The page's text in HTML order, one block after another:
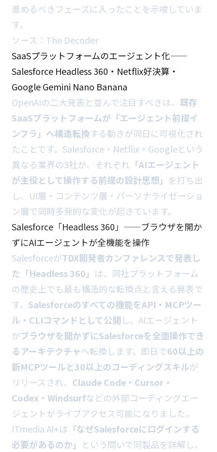
進めるべきフェーズに入ったことを示唆していま
す。
ソース： The Decoder
SaaSプラットフォームのエージェント化——
Salesforce Headless 360・Netflix好決算・
Google Gemini Nano Banana
OpenAIの二大発表と並んで注目すべきは、 既存
SaaSプラットフォームが「エージェント前提イ
ンフラ」へ構造転換する動きが同日に可視化され
たことです。Salesforce・Netflix・Googleという
異なる業界の3社が、それぞれ 「AIエージェント
が主役として操作する前提の設計思想」 を打ち出
し、UI層・コンテンツ層・パーソナライゼーショ
ン層で同時多発的な変化が起きています。
Salesforce「Headless 360」——ブラウザを開か
ずにAIエージェントが全機能を操作
SalesforceがTDX開発者カンファレンスで発表し
た「Headless 360」 は、同社プラットフォーム
の歴史上でも最も構造的な転換点と言える発表で
す。 Salesforceのすべての機能をAPI・MCPツー
ル・CLIコマンドとして公開し、AIエージェント
がブラウザを開かずにSalesforceを全面操作でき
るアーキテクチャへ転換します。即日で60以上の
新MCPツールと30以上のコーディングスキルが
リリースされ、 Claude Code・Cursor・
Codex・Windsurfなどの外部コーディングエー
ジェントがライブアクセス可能になりました。
ITmedia AI+は 「なぜSalesforceにログインする
必要があるのか」
という問いで同製品を詳解し、